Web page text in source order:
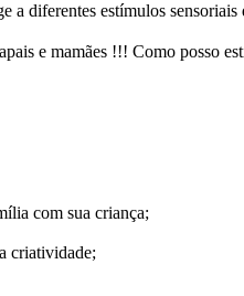
a diferentes estímulos
e mamães !!! Como posso
com sua criança;
criatividade;